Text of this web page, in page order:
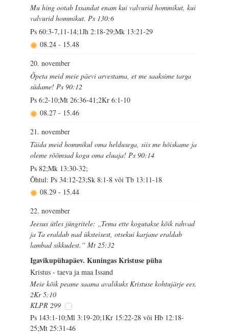
Mu hing ootab Issandat enam kui valvurid hommikut, kui
valvurid hommikut. Ps 130:6
Ps 60:3-7,11-14;1Jh 2:18-29;Mk 13:21-29
08.24 - 15.48
20. november
Õpeta meid meie päevi arvestama, et me saaksime targa
südame! Ps 90:12
Ps 6:2-10;Mt 26:36-41;2Kr 6:1-10
08.27 - 15.46
21. november
Täida meid hommikul oma heldusega, siis me hõiskame ja
oleme rõõmsad kogu oma eluaja! Ps 90:14
Ps 82;Mk 13:30-32;
Õhtul: Ps 34:12-23;Sk 8:1-8 või Tb 13:11-18
08.29 - 15.44
22. november
Jeesus ütles jüngritele: „Tema ette kogutakse kõik rahvad
ja Ta eraldab nad üksteisest, otsekui karjane eraldab
lambad sikkudest.“ Mt 25:32
Igavikupühapäev. Kuningas Kristuse püha
Kristus - taeva ja maa Issand
Meie kõik peame saama avalikuks Kristuse kohtujärje ees.
2Kr 5:10
KLPR 299
Ps 143:1-10;Ml 3:19-20;1Kr 15:22-28 või Hb 12:18-
25;Mt 25:31-46